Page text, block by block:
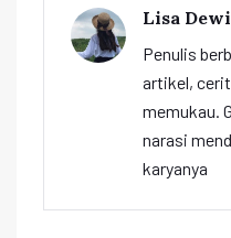
Lisa
Penulis
artikel,
memukau.
narasi
karyanya